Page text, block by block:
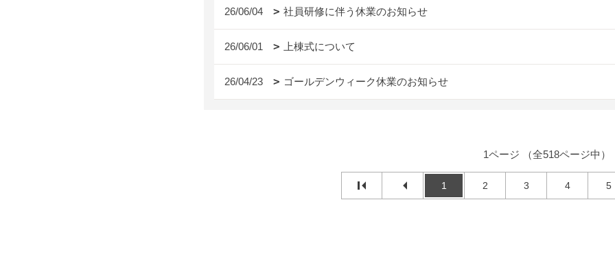
26/06/04 社員研修に伴う休業のお知らせ
26/06/01 上棟式について
26/04/23 ゴールデンウィーク休業のお知らせ
1ページ （全518ページ中）
1 2 3 4 5